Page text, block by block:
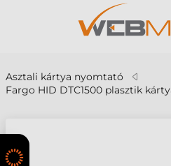
Asztali kártya nyomtató
Fargo HID DTC1500 plasztik